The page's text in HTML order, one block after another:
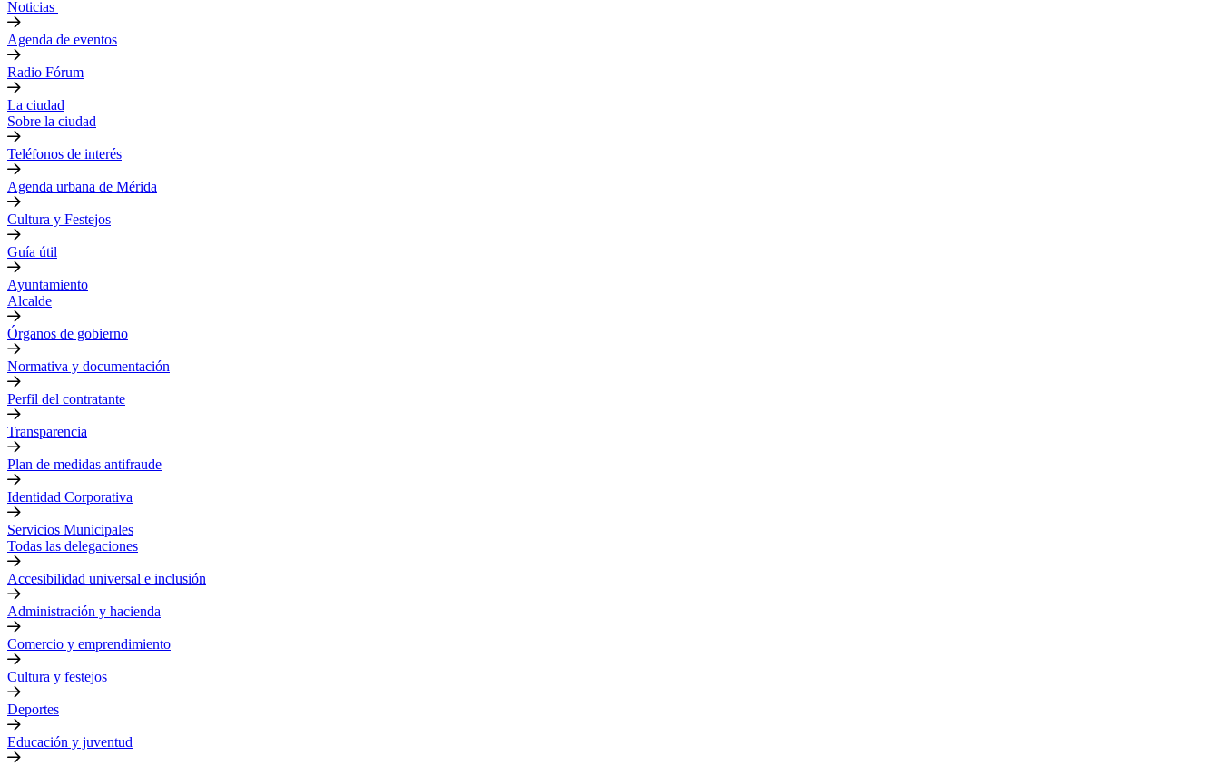
Noticias
Agenda de eventos
Radio Fórum
La ciudad
Sobre la ciudad
Teléfonos de interés
Agenda urbana de Mérida
Cultura y Festejos
Guía útil
Ayuntamiento
Alcalde
Órganos de gobierno
Normativa y documentación
Perfil del contratante
Transparencia
Plan de medidas antifraude
Identidad Corporativa
Servicios Municipales
Todas las delegaciones
Accesibilidad universal e inclusión
Administración y hacienda
Comercio y emprendimiento
Cultura y festejos
Deportes
Educación y juventud